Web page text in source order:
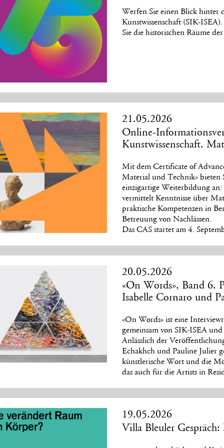
Werfen Sie einen Blick hinter
Kunstwissenschaft (SIK-
Sie die historischen Räume
21.05.2026
Online-
Kunstwissenschaft.
Mit dem Certificate of
Material und Technik» bieten
einzigartige Weiterbildung
vermittelt Kenntnisse über
praktische Kompetenzen in
Betreuung von Nachlässen.
Das CAS startet am 4.
20.05.2026
«On Words», Band 6.
Isabelle Cornaro und
«On Words» ist eine
gemeinsam von SIK-ISEA
Anlässlich der
Echakhch und Pauline Julier
künstlerische Wort und die
das auch für die Artists in
19.05.2026
Villa Bleuler